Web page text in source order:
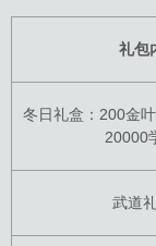
礼包
冬日礼盒：200金
20000
武道